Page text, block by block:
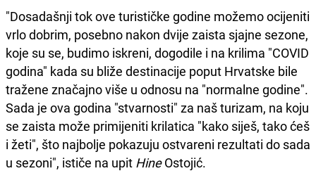
"Dosadašnji tok ove turističke godine možemo ocijeniti
vrlo dobrim, posebno nakon dvije zaista sjajne sezone,
koje su se, budimo iskreni, dogodile i na krilima "COVID
godina" kada su bliže destinacije poput Hrvatske bile
tražene značajno više u odnosu na "normalne godine".
Sada je ova godina "stvarnosti" za naš turizam, na koju
se zaista može primijeniti krilatica "kako siješ, tako ćeš
i žeti", što najbolje pokazuju ostvareni rezultati do sada
u sezoni", ističe na upit HineOstojić.